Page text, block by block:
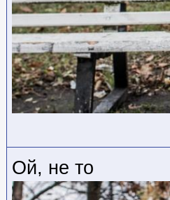
Ой, не то